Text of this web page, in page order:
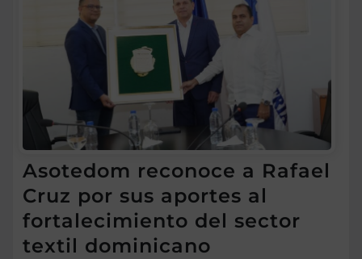
Asotedom reconoce a Rafael
Cruz por sus aportes al
fortalecimiento del sector
textil dominicano